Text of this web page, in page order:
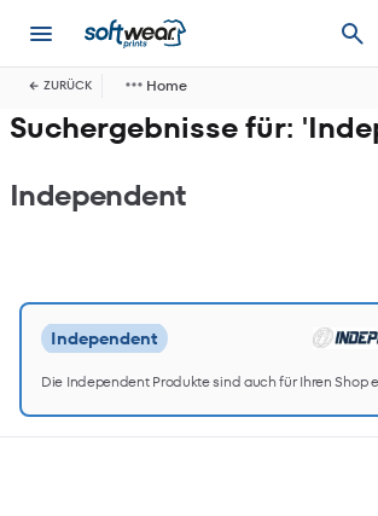
ZURÜCK Home
Suchergebnisse für:
Independent
Independent
Die Independent Produkte sind auch für Ihren Shop